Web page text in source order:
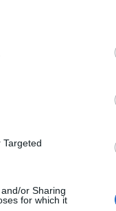
or Sharing
for which it
due partite
non
di incontri
Sassuolo,
del
già
un +6 di